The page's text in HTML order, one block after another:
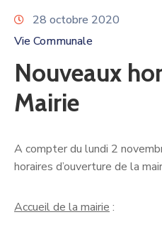
28 octobre 2020
Vie Communale
Nouveaux
Mairie
A compter du lundi 2
horaires d’ouverture de la
Accueil de la mairie :